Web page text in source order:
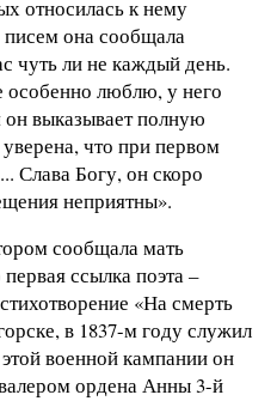
относилась к нему
она сообщала
чуть ли не каждый день.
особенно люблю, у него
выказывает полную
что при первом
Слава Богу, он скоро
неприятны».
сообщала мать
ссылка поэта –
«На смерть
в 1837-м году служил
военной кампании он
ордена Анны 3-й